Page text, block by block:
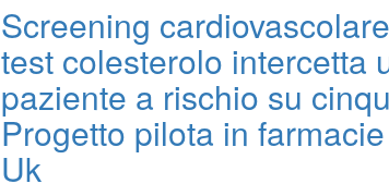
Screening
test colesterolo intercetta
paziente a rischio su
Progetto pilota in farmacie
Uk